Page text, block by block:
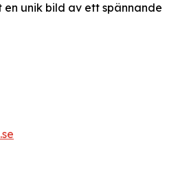
unik bild av ett spännande